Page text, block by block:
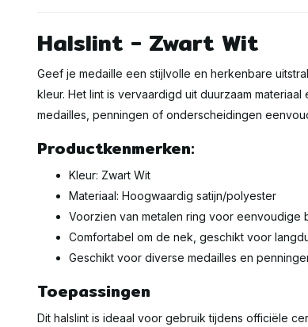
Halslint - Zwart Wit
Geef je medaille een stijlvolle en herkenbare
kleur. Het lint is vervaardigd uit duurzaam
medailles, penningen of onderscheidingen
Productkenmerken:
Kleur: Zwart Wit
Materiaal: Hoogwaardig satijn/polyester
Voorzien van metalen ring voor eenvoudige
Comfortabel om de nek, geschikt voor
Geschikt voor diverse medailles en
Toepassingen
Dit halslint is ideaal voor gebruik tijdens officiële